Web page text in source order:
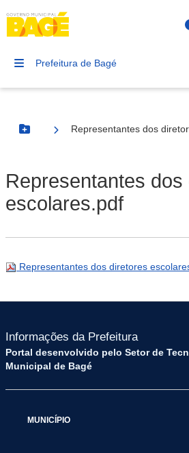
Prefeitura de Bagé
Botão Menu
Representantes dos
Representantes dos
escolares.pdf
Representantes dos diretores
Informações da Prefeitura
Portal desenvolvido pelo Setor de
Municipal de Bagé
MUNICÍPIO